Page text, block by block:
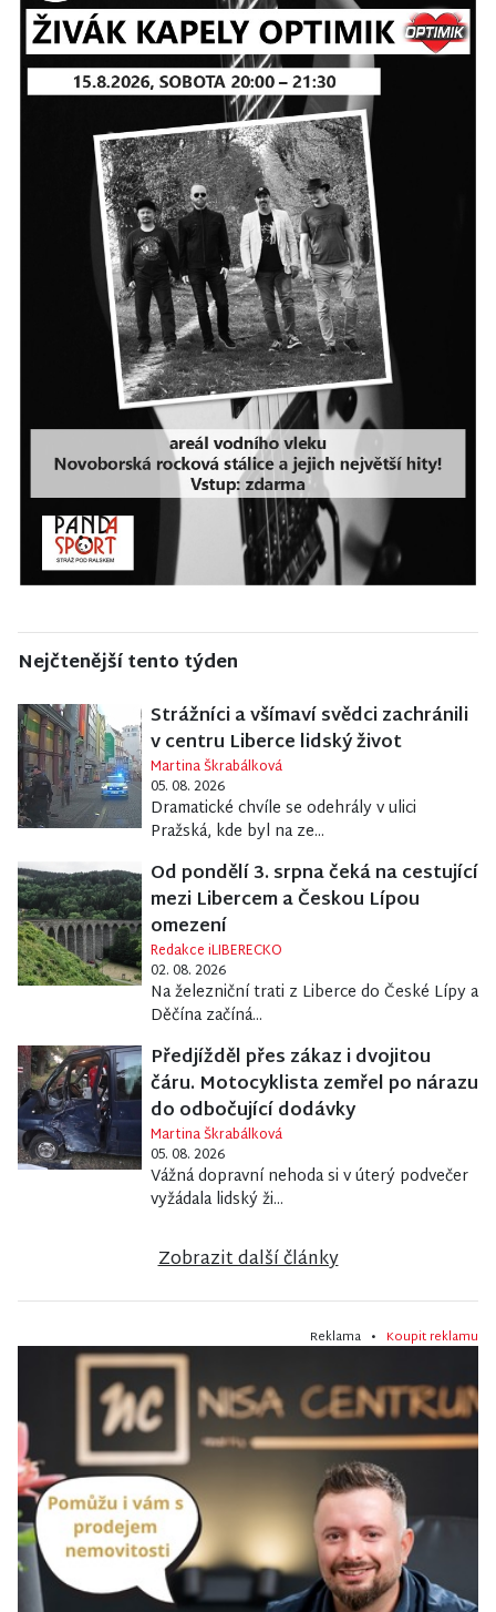
Nejčtenější tento týden
Strážníci a všímaví svědci zachránili
v centru Liberce lidský život
Martina Škrabálková
05. 08. 2026
Dramatické chvíle se odehrály v ulici
Pražská, kde byl na ze...
Od pondělí 3. srpna čeká na cestující
mezi Libercem a Českou Lípou
omezení
Redakce iLIBERECKO
02. 08. 2026
Na železniční trati z Liberce do České Lípy a
Děčína začíná...
Předjížděl přes zákaz i dvojitou
čáru. Motocyklista zemřel po nárazu
do odbočující dodávky
Martina Škrabálková
05. 08. 2026
Vážná dopravní nehoda si v úterý podvečer
vyžádala lidský ži...
Zobrazit další články
Reklama • Koupit reklamu